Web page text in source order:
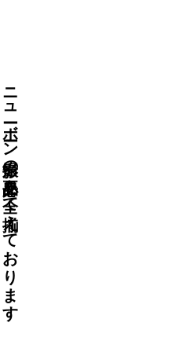
ニューボーン撮影の必要品を全て揃えております